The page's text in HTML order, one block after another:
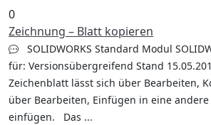
0
Zeichnung – Blatt kopieren
SOLIDWORKS Standard Modul
für: Versionsübergreifend Stand
Zeichenblatt lässt sich über Bearbeiten,
über Bearbeiten, Einfügen in eine
einfügen. Das ...